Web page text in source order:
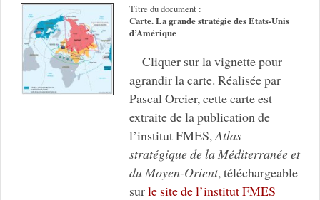
Titre du document :
Carte. La grande stratégie des Etats-Unis
d’Amérique
Cliquer sur la vignette pour
agrandir la carte. Réalisée par
Pascal Orcier, cette carte est
extraite de la publication de
l’institut FMES, Atlas
stratégique de la Méditerranée et
du Moyen-Orient, téléchargeable
surle site de l’institut FMES